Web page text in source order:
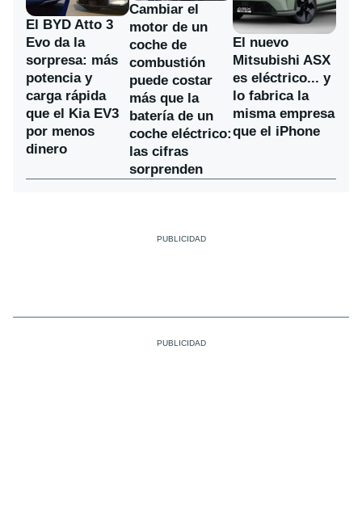
El BYD Atto 3
Evo da la
sorpresa: más
potencia y
carga rápida
que el Kia EV3
por menos
dinero
Cambiar el
motor de un
coche de
combustión
puede costar
más que la
batería de un
coche eléctrico:
las cifras
sorprenden
El nuevo
Mitsubishi ASX
es eléctrico... y
lo fabrica la
misma empresa
que el iPhone